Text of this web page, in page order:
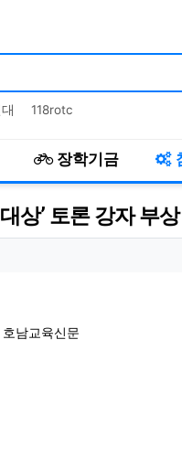
검색어
118rotc
장학기금
상’ 토론 강자 부
남교육신문